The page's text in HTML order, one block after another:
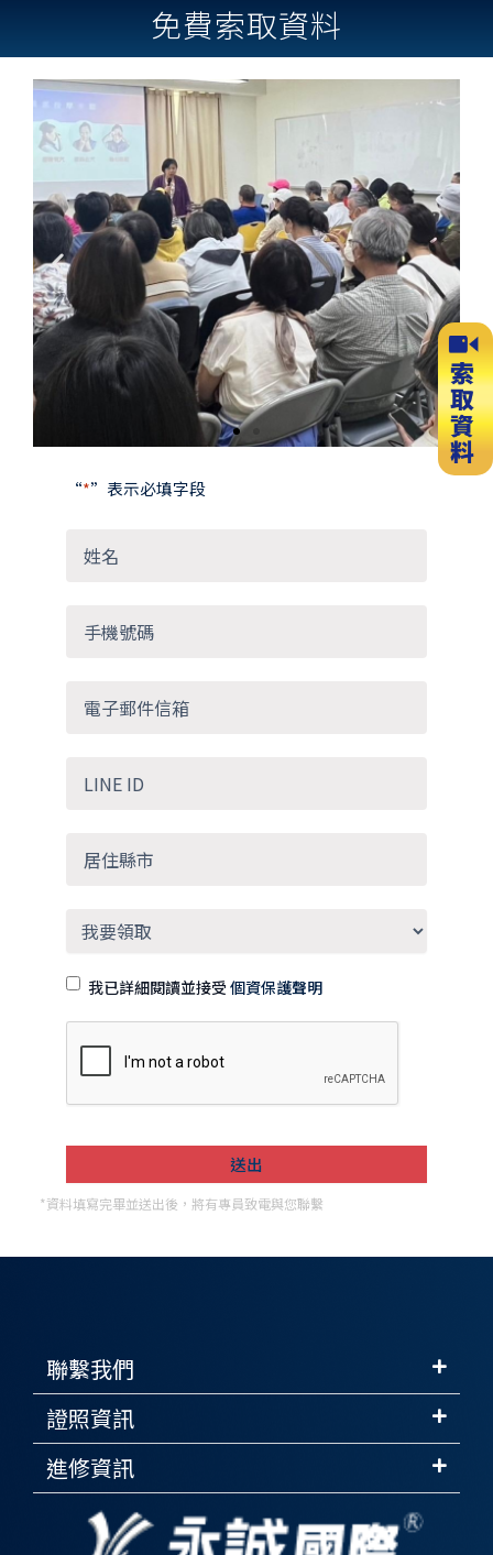
免費索取資料
“*”表示必填字段
我已詳細閱讀並接受 個資保護聲明
*資料填寫完畢並送出後，將有專員致電與您聯繫
Previous
slide
Next
slide
聯繫我們
證照資訊
進修資訊